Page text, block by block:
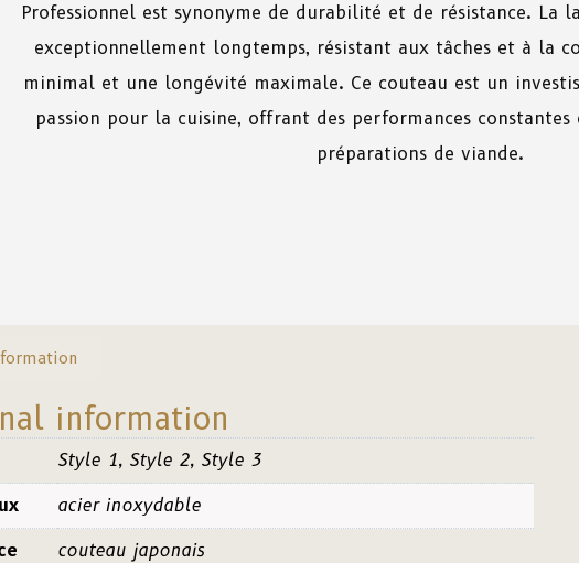
Professionnel est synonyme de durabilité et de résistance. La
exceptionnellement longtemps, résistant aux tâches et à la
minimal et une longévité maximale. Ce couteau est un
passion pour la cuisine, offrant des performances
préparations de viande.
information
Style 1, Style 2, Style 3
acier inoxydable
couteau japonais